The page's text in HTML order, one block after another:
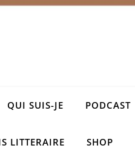
QUI SUIS-JE PODCAST
LITTERAIRE SHOP